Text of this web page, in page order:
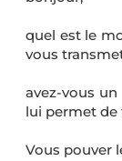
quel est le
vous
avez-vous
lui permet de
Vous pouver